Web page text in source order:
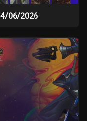
06/2026